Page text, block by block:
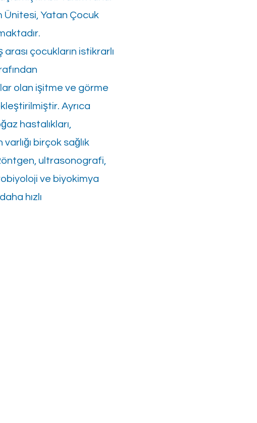
Ünitesi, Yatan Çocuk
çocukların istikrarlı
olan işitme ve görme
Ayrıca
hastalıkları,
birçok sağlık
ultrasonografi,
ve biyokimya
hızlı